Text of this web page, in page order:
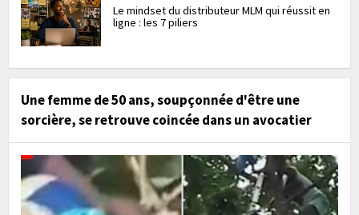
Le mindset du distributeur MLM qui réussit en
ligne : les 7 piliers
Une femme de 50 ans, soupçonnée d'être une
sorcière, se retrouve coincée dans un avocatier